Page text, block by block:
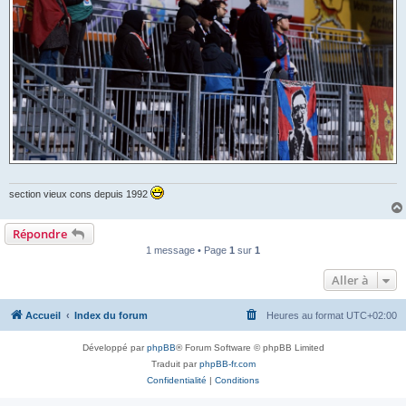
section vieux cons depuis 1992
Répondre
1 message • Page 1 sur 1
Aller à
Accueil Index du forum Heures au format UTC+02:00
Développé parphpBB® Forum Software © phpBB Limited
Traduit parphpBB-fr.com
Confidentialité | Conditions